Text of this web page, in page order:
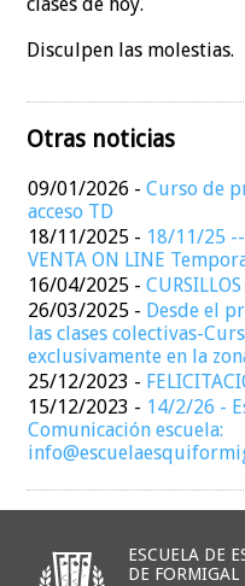
Disculpen las molestias.
Otras noticias
09/01/2026 -Curso de
acceso TD
18/11/2025 - 18/11/25 --
VENTA ON LINE
16/04/2025 -
26/03/2025 - Desde el
las clases colectivas-
exclusivamente en la
25/12/2023 -
15/12/2023 - 14/2/26 -
Comunicación escuela:
ESCUELA DE
DE FORMIGAL